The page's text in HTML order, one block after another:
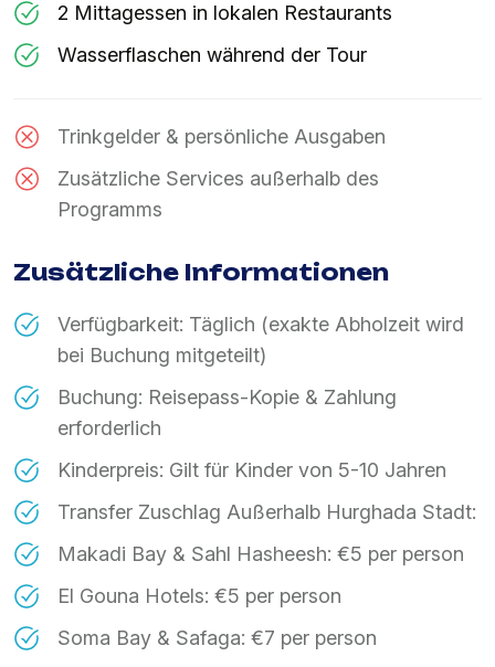
2 Mittagessen in lokalen Restaurants
Wasserflaschen während der Tour
Trinkgelder & persönliche Ausgaben
Zusätzliche Services außerhalb des
Programms
Zusätzliche Informationen
Verfügbarkeit: Täglich (exakte Abholzeit wird
bei Buchung mitgeteilt)
Buchung: Reisepass-Kopie & Zahlung
erforderlich
Kinderpreis: Gilt für Kinder von 5-10 Jahren
Transfer Zuschlag Außerhalb Hurghada Stadt:
Makadi Bay & Sahl Hasheesh: €5 per person
El Gouna Hotels: €5 per person
Soma Bay & Safaga: €7 per person